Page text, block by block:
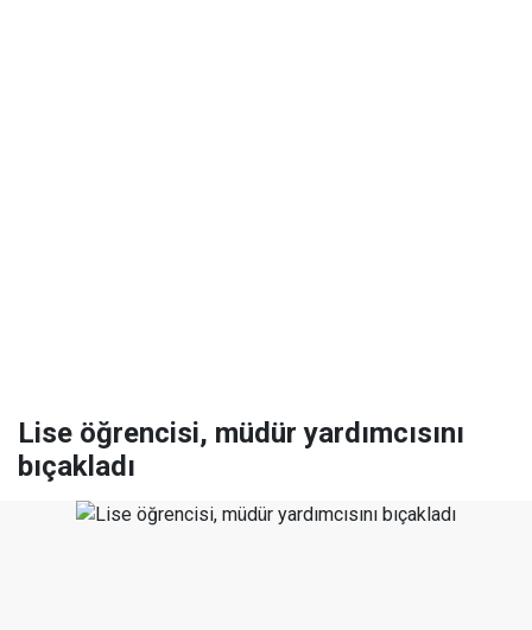
Lise öğrencisi, müdür yardımcısını
bıçakladı